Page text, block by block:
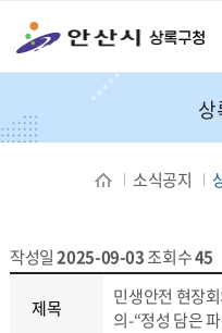
주메뉴
소식공지
작성일2025-09-03조회수45
제목
민생안전 현장
의-“정성 담은